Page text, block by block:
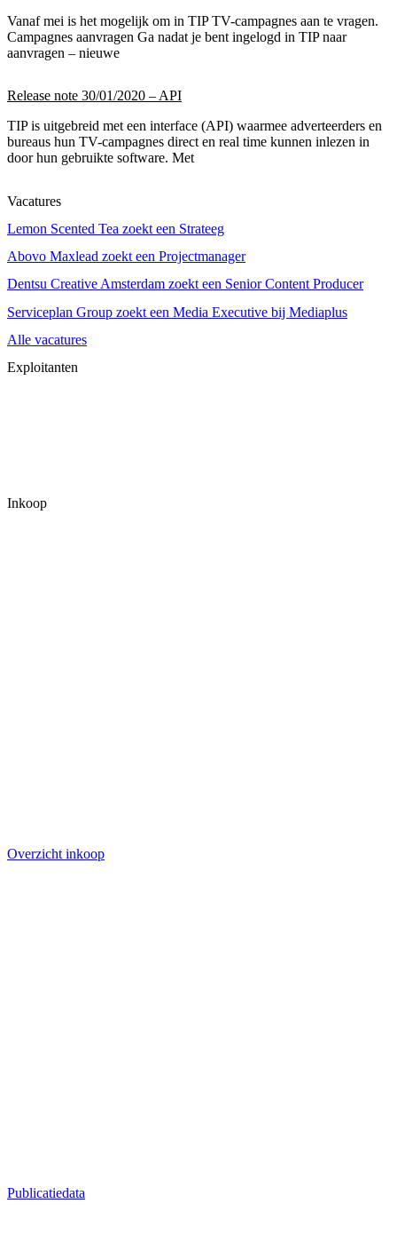
Vanaf mei is het mogelijk om in TIP TV-campagnes aan te vragen.
Campagnes aanvragen Ga nadat je bent ingelogd in TIP naar
aanvragen – nieuwe
Release note 30/01/2020 – API
TIP is uitgebreid met een interface (API) waarmee adverteerders en
bureaus hun TV-campagnes direct en real time kunnen inlezen in
door hun gebruikte software. Met
Vacatures
Lemon Scented Tea zoekt een Strateeg
Abovo Maxlead zoekt een Projectmanager
Dentsu Creative Amsterdam zoekt een Senior Content Producer
Serviceplan Group zoekt een Media Executive bij Mediaplus
Alle vacatures
Exploitanten
Inkoop
Overzicht inkoop
Publicatiedata